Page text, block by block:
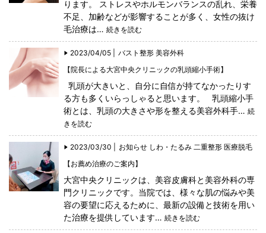
ります。 ストレスやホルモンバランスの乱れ、栄養
不足、加齢などが影響することが多く、女性の抜け
毛治療は… 続きを読む
2023/04/05 | バスト整形 美容外科
【院長による大宮中央クリニックの乳頭縮小手術】
乳頭が大きいと、自分に自信が持てなかったりす
る方も多くいらっしゃると思います。 乳頭縮小手
術とは、乳頭の大きさや形を整える美容外科手… 続
きを読む
2023/03/30 | お知らせ しわ・たるみ 二重整形 医療脱毛
【お薦め治療のご案内】
大宮中央クリニックは、美容皮膚科と美容外科の専
門クリニックです。当院では、様々な肌の悩みや美
容の要望に応えるために、最新の設備と技術を用い
た治療を提供しています… 続きを読む